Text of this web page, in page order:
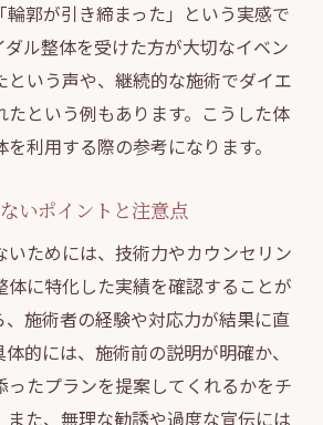
動を組み合わせた美容習慣法
体験者が語るボディ変化の声
駒込で整体が人気な理由を探る
アで整体が注目される背景とは
の整体院が支持される理由
に寄り添う整体院の特徴紹介
を両立する新しい選択肢の提案
体業界と美容の可能性について
郭が引き締まった」という実感で
ル整体を受けた方が大切なイベン
という声や、継続的な施術でダイエ
たという例もあります。こうした体
利用する際の参考になります。
いポイントと注意点
いためには、技術力やカウンセリン
体に特化した実績を確認することが
、施術者の経験や対応力が結果に直
的には、施術前の説明が明確か、
ったプランを提案してくれるかをチ
また、無理な勧誘や過度な宣伝には